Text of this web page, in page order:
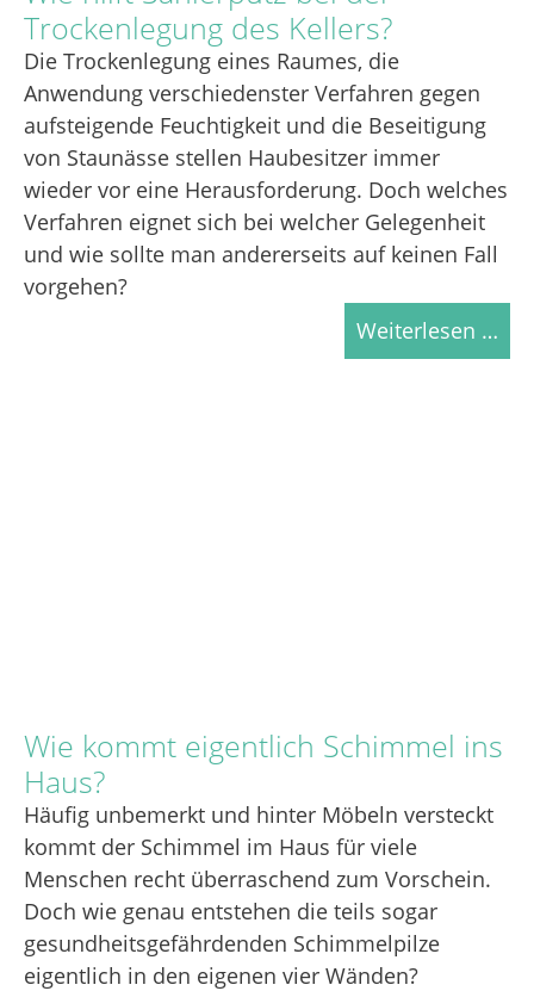
Trockenlegung des Kellers?
Die Trockenlegung eines Raumes, die
Anwendung verschiedenster Verfahren gegen
aufsteigende Feuchtigkeit und die Beseitigung
von Staunässe stellen Haubesitzer immer
wieder vor eine Herausforderung. Doch welches
Verfahren eignet sich bei welcher Gelegenheit
und wie sollte man andererseits auf keinen Fall
vorgehen?
Weiterlesen …
Wie kommt eigentlich Schimmel ins
Haus?
Häufig unbemerkt und hinter Möbeln versteckt
kommt der Schimmel im Haus für viele
Menschen recht überraschend zum Vorschein.
Doch wie genau entstehen die teils sogar
gesundheitsgefährdenden Schimmelpilze
eigentlich in den eigenen vier Wänden?